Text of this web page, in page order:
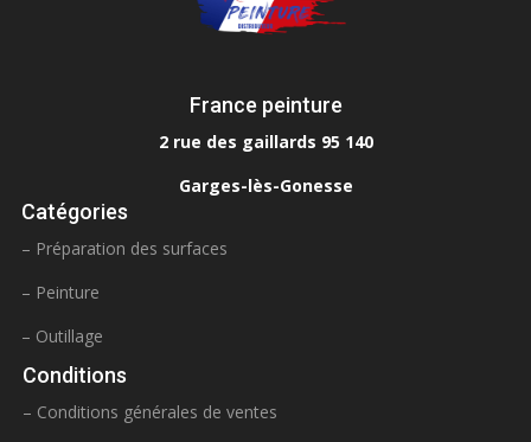
France peinture
2 rue des gaillards 95 140
Garges-lès-Gonesse
Catégories
– Préparation des surfaces
– Peinture
– Outillage
Conditions
– Conditions générales de ventes